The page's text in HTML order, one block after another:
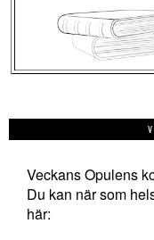
Veckans Opulens
Du kan när som
här: